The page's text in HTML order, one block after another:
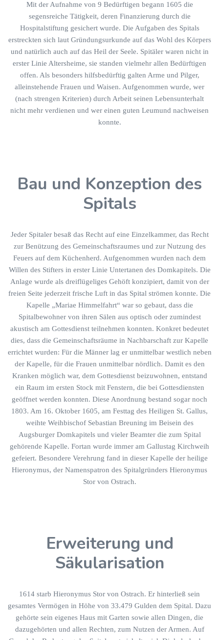
Mit der Aufnahme von 9 Bedürftigen begann 1605 die
segensreiche Tätigkeit, deren Finanzierung durch die
Hospitalstiftung gesichert wurde. Die Aufgaben des Spitals
erstreckten sich laut Gründungsurkunde auf das Wohl des Körpers
und natürlich auch auf das Heil der Seele. Spitäler waren nicht in
erster Linie Altersheime, sie standen vielmehr allen Bedürftigen
offen. Als besonders hilfsbedürftig galten Arme und Pilger,
alleinstehende Frauen und Waisen. Aufgenommen wurde, wer
(nach strengen Kriterien) durch Arbeit seinen Lebensunterhalt
nicht mehr verdienen und wer einen guten Leumund nachweisen
konnte.
Bau und Konzeption des
Spitals
Jeder Spitaler besaß das Recht auf eine Einzelkammer, das Recht
zur Benützung des Gemeinschaftsraumes und zur Nutzung des
Feuers auf dem Küchenherd. Aufgenommen wurden nach dem
Willen des Stifters in erster Linie Untertanen des Domkapitels. Die
Anlage wurde als dreiflügeliges Gehöft konzipiert, damit von der
freien Seite jederzeit frische Luft in das Spital strömen konnte. Die
Kapelle „Mariae Himmelfahrt“ war so gebaut, dass die
Spitalbewohner von ihren Sälen aus optisch oder zumindest
akustisch am Gottesdienst teilnehmen konnten. Konkret bedeutet
dies, dass die Gemeinschaftsräume in Nachbarschaft zur Kapelle
errichtet wurden: Für die Männer lag er unmittelbar westlich neben
der Kapelle, für die Frauen unmittelbar nördlich. Damit es den
Kranken möglich war, dem Gottesdienst beizuwohnen, entstand
ein Raum im ersten Stock mit Fenstern, die bei Gottesdiensten
geöffnet werden konnten. Diese Anordnung bestand sogar noch
1803. Am 16. Oktober 1605, am Festtag des Heiligen St. Gallus,
weihte Weihbischof Sebastian Breuning im Beisein des
Augsburger Domkapitels und vieler Beamter die zum Spital
gehörende Kapelle. Fortan wurde immer am Gallustag Kirchweih
gefeiert. Besondere Verehrung fand in dieser Kapelle der heilige
Hieronymus, der Namenspatron des Spitalgründers Hieronymus
Stor von Ostrach.
Erweiterung und
Säkularisation
1614 starb Hieronymus Stor von Ostrach. Er hinterließ sein
gesamtes Vermögen in Höhe von 33.479 Gulden dem Spital. Dazu
gehörte sein eigenes Haus mit Garten sowie allen Dingen, die
dazugehörten und allen Rechten, zum Nutzen der Armen. Auf